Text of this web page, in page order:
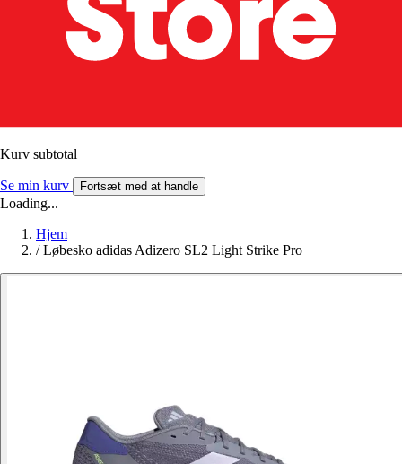
Kurv subtotal
Se min kurv Fortsæt med at handle
Loading...
Hjem
/ Løbesko adidas Adizero SL2 Light Strike Pro